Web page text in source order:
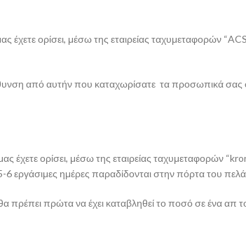
ορίσει, μέσω της εταιρείας ταχυμεταφορών
από αυτήν που καταχωρίσατε τα προσωπικά σας
έχετε ορίσει, μέσω της εταιρείας ταχυμεταφορών
εργάσιμες ημέρες παραδίδονται στην πόρτα του
πρέπει πρώτα να έχει καταβληθεί το ποσό σε ένα απ